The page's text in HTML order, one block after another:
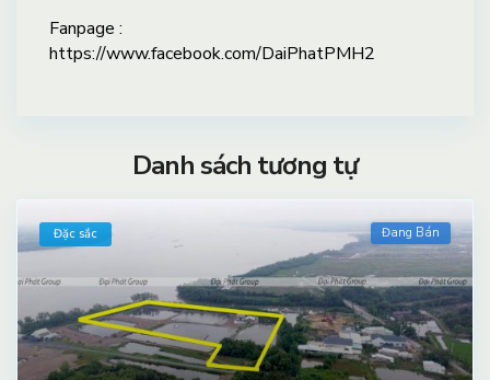
Fanpage :
https://www.facebook.com/DaiPhatPMH2
Danh sách tương tự
Đặc sắc Đang Bán